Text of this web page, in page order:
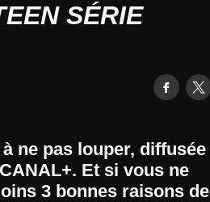
SÉRIE
ne pas louper, diffusée
Et si vous ne
3 bonnes raisons de